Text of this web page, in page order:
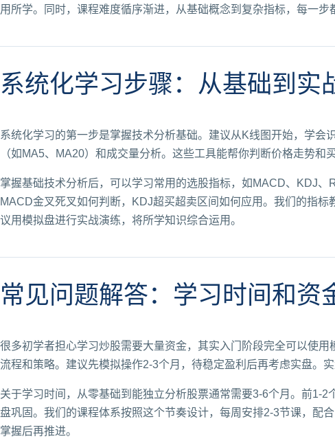
用所学。同时，课程难度循序渐进，从基础概念到复杂指标，每一步
系统化学习步骤：从基础到实
系统化学习的第一步是掌握技术分析基础。建议从K线图开始，学
（如MA5、MA20）和成交量分析。这些工具能帮你判断价格走势
掌握基础技术分析后，可以学习常用的选股指标，如MACD、KDJ
MACD金叉死叉如何判断，KDJ超买超卖区间如何应用。我们的指
议用模拟盘进行实战演练，将所学知识综合运用。
常见问题解答：学习时间和资
很多初学者担心学习炒股需要大量资金，其实入门阶段完全可以使
流程和策略。建议先模拟操作2-3个月，待稳定盈利后再考虑实盘。
关于学习时间，从零基础到能独立分析股票通常需要3-6个月。前1-
盘巩固。我们的课程体系按照这个节奏设计，每周安排2-3节课，配
掌握后再推进。